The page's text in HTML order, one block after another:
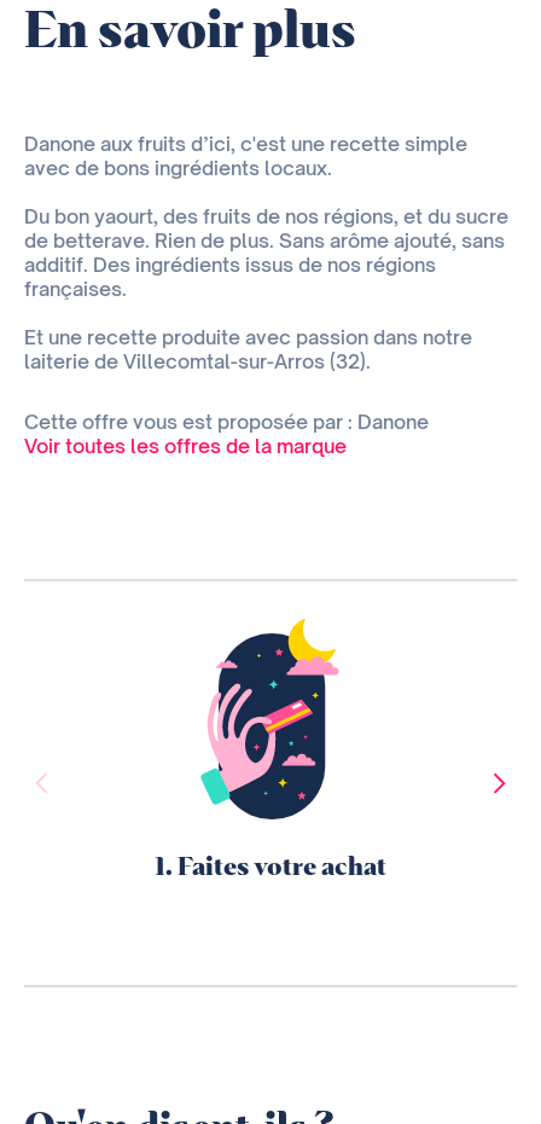
En savoir plus
Danone aux fruits d’ici, c'est une recette simple
avec de bons ingrédients locaux.
Du bon yaourt, des fruits de nos régions, et du sucre
de betterave. Rien de plus. Sans arôme ajouté, sans
additif. Des ingrédients issus de nos régions
françaises.
Et une recette produite avec passion dans notre
laiterie de Villecomtal-sur-Arros (32).
Cette offre vous est proposée par : Danone
Voir toutes les offres de la marque
1. Faites votre achat